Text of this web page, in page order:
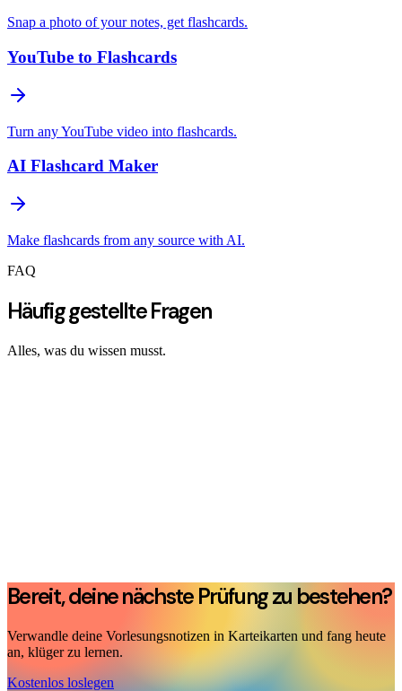
Snap a photo of your notes, get flashcards.
YouTube to Flashcards
Turn any YouTube video into flashcards.
AI Flashcard Maker
Make flashcards from any source with AI.
FAQ
Häufig gestellte Fragen
Alles, was du wissen musst.
Bereit, deine nächste Prüfung zu bestehen?
Verwandle deine Vorlesungsnotizen in Karteikarten und fang heute
an, klüger zu lernen.
Kostenlos loslegen